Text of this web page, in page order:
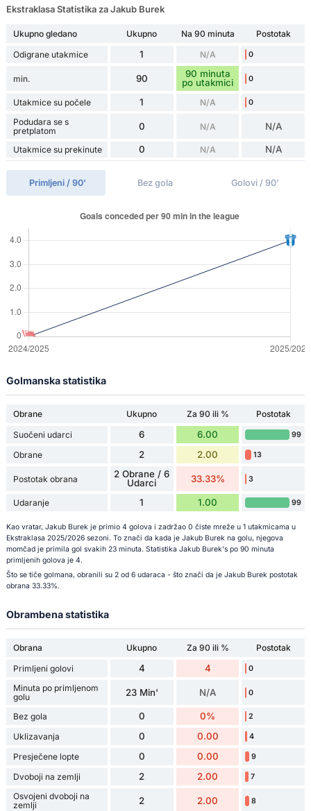
Ekstraklasa Statistika za Jakub Burek
Ukupno gledano Ukupno Na 90 minuta
Postotak
Odigrane utakmice
1 N/A 0
min. 90
90 minuta
po utakmici
0
Utakmice su počele 1 N/A 0
Podudara se s
pretplatom
0 N/A N/A
Utakmice su prekinute 0 N/A N/A
Primljeni / 90' Bez gola Golovi / 90'
Golmanska statistika
Obrane Ukupno Za 90 ili %
Postotak
Suočeni udarci
6 6.00 99
Obrane 2 2.00 13
Postotak obrana
2 Obrane / 6
Udarci
33.33% 3
Udaranje 1 1.00 99
Kao vratar, Jakub Burek je primio 4 golova i zadržao 0 čiste mreže u 1 utakmicama u
Ekstraklasa 2025/2026 sezoni. To znači da kada je Jakub Burek na golu, njegova
momčad je primila gol svakih 23 minuta. Statistika Jakub Burek's po 90 minuta
primljenih golova je 4.
Što se tiče golmana, obranili su 2 od 6 udaraca - što znači da je Jakub Burek postotak
obrana 33.33%.
Obrambena statistika
Obrana Ukupno Za 90 ili %
Postotak
Primljeni golovi
4 4 0
Minuta po primljenom
golu
23 Min' N/A 0
Bez gola 0 0% 2
Uklizavanja 0 0.00 4
Presječene lopte 0 0.00 9
Dvoboji na zemlji 2 2.00 7
Osvojeni dvoboji na
zemlji
2 2.00 8